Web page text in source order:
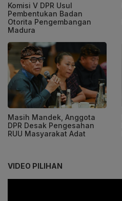
Komisi V DPR Usul
Pembentukan Badan
Otorita Pengembangan
Madura
Masih Mandek, Anggota
DPR Desak Pengesahan
RUU Masyarakat Adat
VIDEO PILIHAN